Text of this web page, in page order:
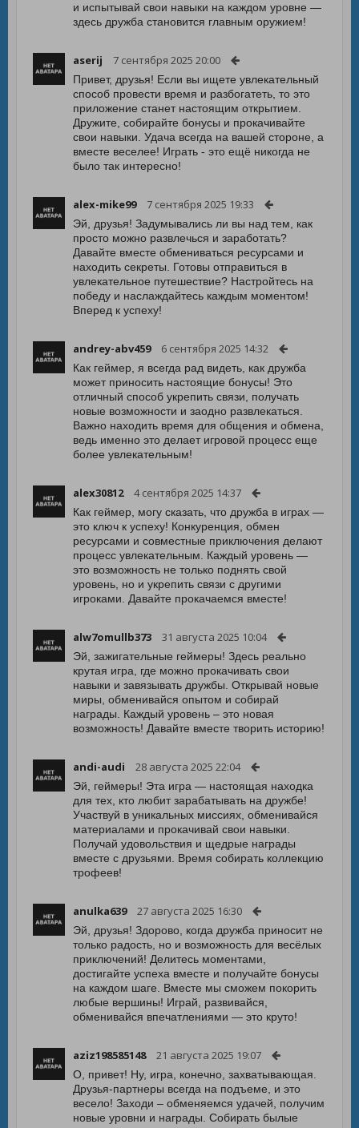
и испытывай свои навыки на каждом уровне —
здесь дружба становится главным оружием!
aserij 7 сентября 2025 20:00
Привет, друзья! Если вы ищете увлекательный
способ провести время и разбогатеть, то это
приложение станет настоящим открытием.
Дружите, собирайте бонусы и прокачивайте
свои навыки. Удача всегда на вашей стороне, а
вместе веселее! Играть - это ещё никогда не
было так интересно!
alex-mike99 7 сентября 2025 19:33
Эй, друзья! Задумывались ли вы над тем, как
просто можно развлечься и заработать?
Давайте вместе обмениваться ресурсами и
находить секреты. Готовы отправиться в
увлекательное путешествие? Настройтесь на
победу и наслаждайтесь каждым моментом!
Вперед к успеху!
andrey-abv459 6 сентября 2025 14:32
Как геймер, я всегда рад видеть, как дружба
может приносить настоящие бонусы! Это
отличный способ укрепить связи, получать
новые возможности и заодно развлекаться.
Важно находить время для общения и обмена,
ведь именно это делает игровой процесс еще
более увлекательным!
alex30812 4 сентября 2025 14:37
Как геймер, могу сказать, что дружба в играх —
это ключ к успеху! Конкуренция, обмен
ресурсами и совместные приключения делают
процесс увлекательным. Каждый уровень —
это возможность не только поднять свой
уровень, но и укрепить связи с другими
игроками. Давайте прокачаемся вместе!
alw7omullb373 31 августа 2025 10:04
Эй, зажигательные геймеры! Здесь реально
крутая игра, где можно прокачивать свои
навыки и завязывать дружбы. Открывай новые
миры, обменивайся опытом и собирай
награды. Каждый уровень – это новая
возможность! Давайте вместе творить историю!
andi-audi 28 августа 2025 22:04
Эй, геймеры! Эта игра — настоящая находка
для тех, кто любит зарабатывать на дружбе!
Участвуй в уникальных миссиях, обменивайся
материалами и прокачивай свои навыки.
Получай удовольствия и щедрые награды
вместе с друзьями. Время собирать коллекцию
трофеев!
anulka639 27 августа 2025 16:30
Эй, друзья! Здорово, когда дружба приносит не
только радость, но и возможность для весёлых
приключений! Делитесь моментами,
достигайте успеха вместе и получайте бонусы
на каждом шаге. Вместе мы сможем покорить
любые вершины! Играй, развивайся,
обменивайся впечатлениями — это круто!
aziz198585148 21 августа 2025 19:07
О, привет! Ну, игра, конечно, захватывающая.
Друзья-партнеры всегда на подъеме, и это
весело! Заходи – обменяемся удачей, получим
новые уровни и награды. Собирать былые